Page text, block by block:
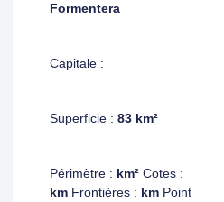
Formentera
Capitale :
Superficie : 83 km²
Périmètre : km² Cotes :
km Frontières : km Point